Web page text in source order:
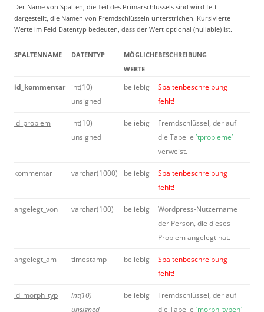
Der Name von Spalten, die Teil des Primärschlüssels sind wird fett
dargestellt, die Namen von Fremdschlüsseln unterstrichen. Kursivierte
Werte im Feld Datentyp bedeuten, dass der Wert optional (nullable) ist.
SPALTENNAME DATENTYP
MÖGLICHE
WERTE
BESCHREIBUNG
id_kommentar
int(10)
unsigned
beliebig
Spaltenbeschreibung
fehlt!
id_problem
int(10)
unsigned
beliebig
Fremdschlüssel, der auf
die Tabelle `tprobleme`
verweist.
kommentar varchar(1000) beliebig
Spaltenbeschreibung
fehlt!
angelegt_von varchar(100) beliebig
Wordpress-Nutzername
der Person, die dieses
Problem angelegt hat.
angelegt_am timestamp beliebig
Spaltenbeschreibung
fehlt!
id_morph_typ
int(10)
unsigned
beliebig
Fremdschlüssel, der auf
die Tabelle `morph_typen`